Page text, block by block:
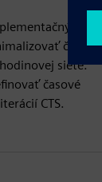
čas
siete.
časové
CTS.